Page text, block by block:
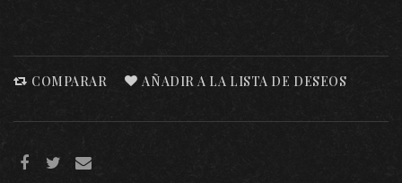
COMPARAR AÑADIR A LA LISTA DE DESEOS